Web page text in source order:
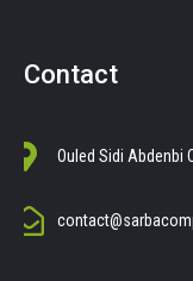
Contact
Ouled Sidi Abdenbi